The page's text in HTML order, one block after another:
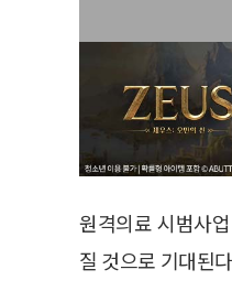
원격의료 시범사
질 것으로 기대된